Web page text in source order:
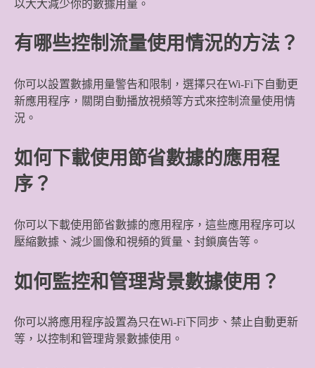
以大大減少你的數據用量。
有哪些控制流量使用情況的方法？
你可以設置數據用量警告和限制，選擇只在Wi-Fi下自動更
新應用程序，關閉自動播放視頻等方式來控制流量使用情
況。
如何下載使用節省數據的應用程
序？
你可以下載使用節省數據的應用程序，這些應用程序可以
壓縮數據、減少圖像和視頻的質量、封鎖廣告等。
如何監控和管理背景數據使用？
你可以將應用程序設置為只在Wi-Fi下同步、禁止自動更新
等，以控制和管理背景數據使用。